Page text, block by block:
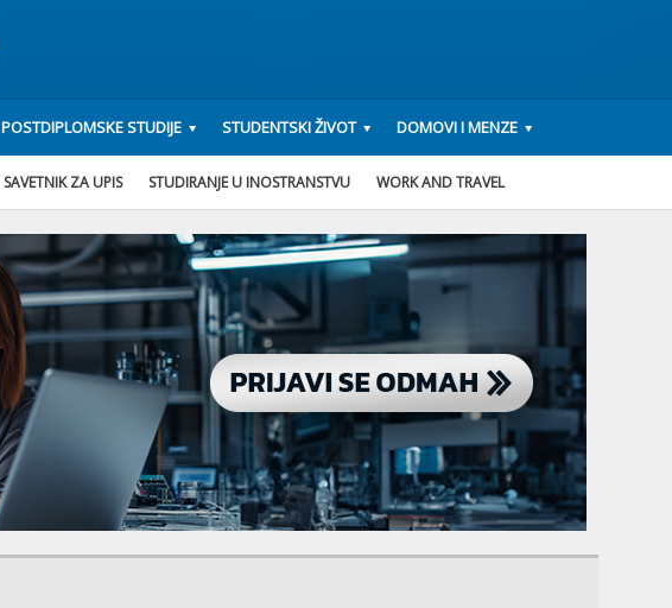
POSTDIPLOMSKE STUDIJE STUDENTSKI ŽIVOT DOMOVI I MENZE
SAVETNIK ZA UPIS STUDIRANJE U INOSTRANSTVU WORK AND TRAVEL